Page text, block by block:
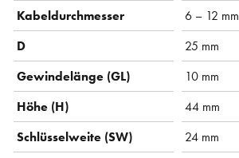
Kabeldurchmesser
6 – 12 mm
D
25 mm
Gewindelänge (GL)
10 mm
Höhe (H)
44 mm
Schlüsselweite (SW)
24 mm